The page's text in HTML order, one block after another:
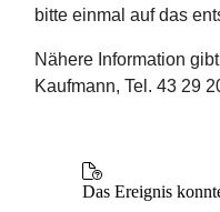
bitte einmal auf das
Nähere Information
Kaufmann, Tel. 43 29